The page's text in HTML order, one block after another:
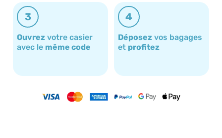
3
Ouvrez votre casier
avec le même code
4
Déposez vos bagages
et profitez